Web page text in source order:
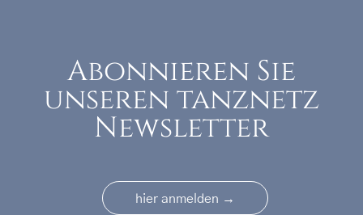
Abonnieren Sie
unseren tanznetz
Newsletter
hier anmelden →